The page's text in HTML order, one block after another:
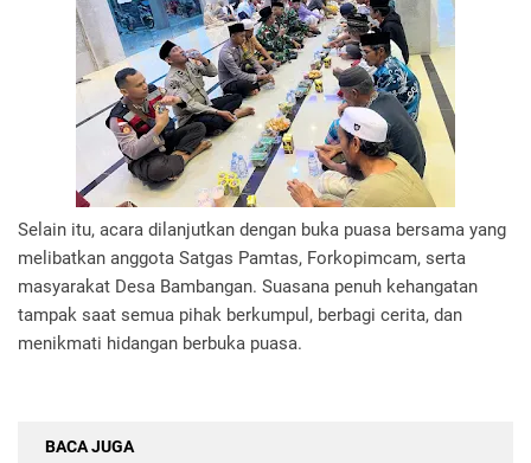
Selain itu, acara dilanjutkan dengan buka puasa bersama yang
melibatkan anggota Satgas Pamtas, Forkopimcam, serta
masyarakat Desa Bambangan. Suasana penuh kehangatan
tampak saat semua pihak berkumpul, berbagi cerita, dan
menikmati hidangan berbuka puasa.
BACA JUGA